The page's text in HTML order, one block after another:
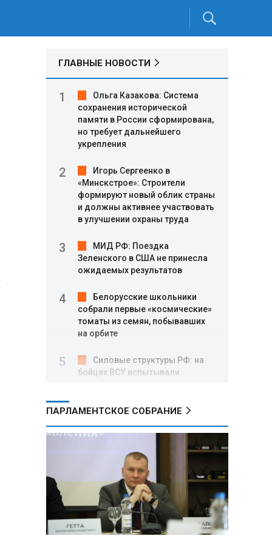
ГЛАВНЫЕ НОВОСТИ
Ольга Казакова: Система
сохранения исторической
памяти в России сформирована,
но требует дальнейшего
укрепления
Игорь Сергеенко в
«Минскстрое»: Строители
формируют новый облик страны
и должны активнее участвовать
в улучшении охраны труда
МИД РФ: Поездка
Зеленского в США не принесла
ожидаемых результатов
Белорусские школьники
собрали первые «космические»
томаты из семян, побывавших
на орбите
Силовые структуры РФ: на
бойцах ВСУ испытывали
нацелились увеличить
товарооборот до $500 млн в год
Владимир Путин
поблагодарил Жапарова за
личную поддержку
российско‑киргизского
сотрудничества
ПАРЛАМЕНТСКОЕ СОБРАНИЕ